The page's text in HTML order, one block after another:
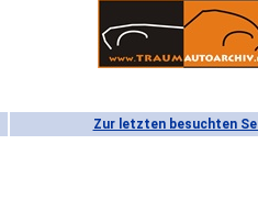
Zur letzten besuchten